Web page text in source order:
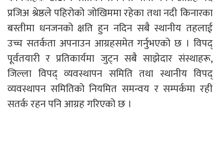
प्रजिअ श्रेष्ठले पहिरोको जोखिममा रहेका तथा नदी किनारका
बस्तीमा धनजनको क्षति हुन नदिन सबै स्थानीय तहलाई
उच्च सतर्कता अपनाउन आग्रहसमेत गर्नुभएको छ । विपद्
पूर्वतयारी र प्रतिकार्यमा जुट्न सबै साझेदार संस्थाहरू,
जिल्ला विपद् व्यवस्थापन समिति तथा स्थानीय विपद्
व्यवस्थापन समितिको नियमित समन्वय र सम्पर्कमा रही
सतर्क रहन पनि आग्रह गरिएको छ ।